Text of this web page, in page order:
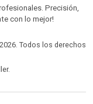
Precisión,
con lo mejor!
Todos los derechos
.